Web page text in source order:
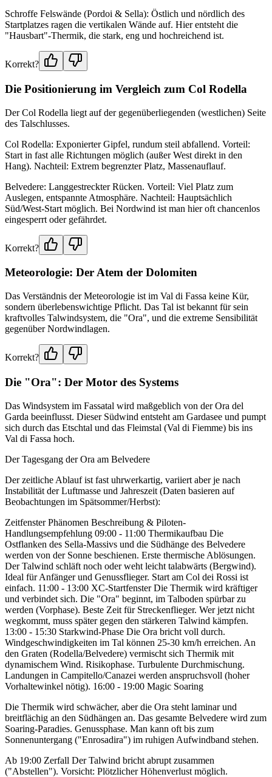
Schroffe Felswände (Pordoi & Sella): Östlich und nördlich des
Startplatzes ragen die vertikalen Wände auf. Hier entsteht die
"Hausbart"-Thermik, die stark, eng und hochreichend ist.
Korrekt?
Die Positionierung im Vergleich zum Col Rodella
Der Col Rodella liegt auf der gegenüberliegenden (westlichen) Seite
des Talschlusses.
Col Rodella: Exponierter Gipfel, rundum steil abfallend. Vorteil:
Start in fast alle Richtungen möglich (außer West direkt in den
Hang). Nachteil: Extrem begrenzter Platz, Massenauflauf.
Belvedere: Langgestreckter Rücken. Vorteil: Viel Platz zum
Auslegen, entspannte Atmosphäre. Nachteil: Hauptsächlich
Süd/West-Start möglich. Bei Nordwind ist man hier oft chancenlos
eingesperrt oder gefährdet.
Korrekt?
Meteorologie: Der Atem der Dolomiten
Das Verständnis der Meteorologie ist im Val di Fassa keine Kür,
sondern überlebenswichtige Pflicht. Das Tal ist bekannt für sein
kraftvolles Talwindsystem, die "Ora", und die extreme Sensibilität
gegenüber Nordwindlagen.
Korrekt?
Die "Ora": Der Motor des Systems
Das Windsystem im Fassatal wird maßgeblich von der Ora del
Garda beeinflusst. Dieser Südwind entsteht am Gardasee und pumpt
sich durch das Etschtal und das Fleimstal (Val di Fiemme) bis ins
Val di Fassa hoch.
Der Tagesgang der Ora am Belvedere
Der zeitliche Ablauf ist fast uhrwerkartig, variiert aber je nach
Instabilität der Luftmasse und Jahreszeit (Daten basieren auf
Beobachtungen im Spätsommer/Herbst):
Zeitfenster Phänomen Beschreibung & Piloten-
Handlungsempfehlung 09:00 - 11:00 Thermikaufbau Die
Ostflanken des Sella-Massivs und die Südhänge des Belvedere
werden von der Sonne beschienen. Erste thermische Ablösungen.
Der Talwind schläft noch oder weht leicht talabwärts (Bergwind).
Ideal für Anfänger und Genussflieger. Start am Col dei Rossi ist
einfach. 11:00 - 13:00 XC-Startfenster Die Thermik wird kräftiger
und verbindet sich. Die "Ora" beginnt, im Talboden spürbar zu
werden (Vorphase). Beste Zeit für Streckenflieger. Wer jetzt nicht
wegkommt, muss später gegen den stärkeren Talwind kämpfen.
13:00 - 15:30 Starkwind-Phase Die Ora bricht voll durch.
Windgeschwindigkeiten im Tal können 25-30 km/h erreichen. An
den Graten (Rodella/Belvedere) vermischt sich Thermik mit
dynamischem Wind. Risikophase. Turbulente Durchmischung.
Landungen in Campitello/Canazei werden anspruchsvoll (hoher
Vorhaltewinkel nötig). 16:00 - 19:00 Magic Soaring
Die Thermik wird schwächer, aber die Ora steht laminar und
breitflächig an den Südhängen an. Das gesamte Belvedere wird zum
Soaring-Paradies. Genussphase. Man kann oft bis zum
Sonnenuntergang ("Enrosadira") im ruhigen Aufwindband stehen.
Ab 19:00 Zerfall Der Talwind bricht abrupt zusammen
("Abstellen"). Vorsicht: Plötzlicher Höhenverlust möglich.